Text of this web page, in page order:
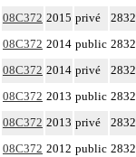
08C372 2015 privé 2832
08C372 2014 public 2832
08C372 2014 privé 2832
08C372 2013 public 2832
08C372 2013 privé 2832
08C372 2012 public 2832